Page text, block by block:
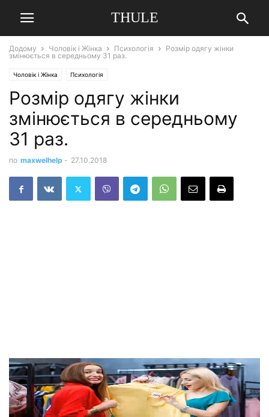
THULE
Додому Чоловік і Жінка Психологія
Розмір одягу жінки
змінюється в середньому 31 раз.
Чоловік і Жінка Психологія
Розмір одягу жінки
змінюється в середньому
31 раз.
по maxwelhelp - 27.10.2018